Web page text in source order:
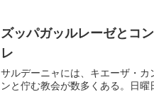
ズッパガッルレーゼとコ
レ
サルデーニャには、キエーザ・
ンと佇む教会が数多くある。日